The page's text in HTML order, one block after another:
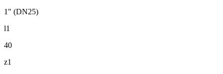
1" (DN25)
l1
40
z1